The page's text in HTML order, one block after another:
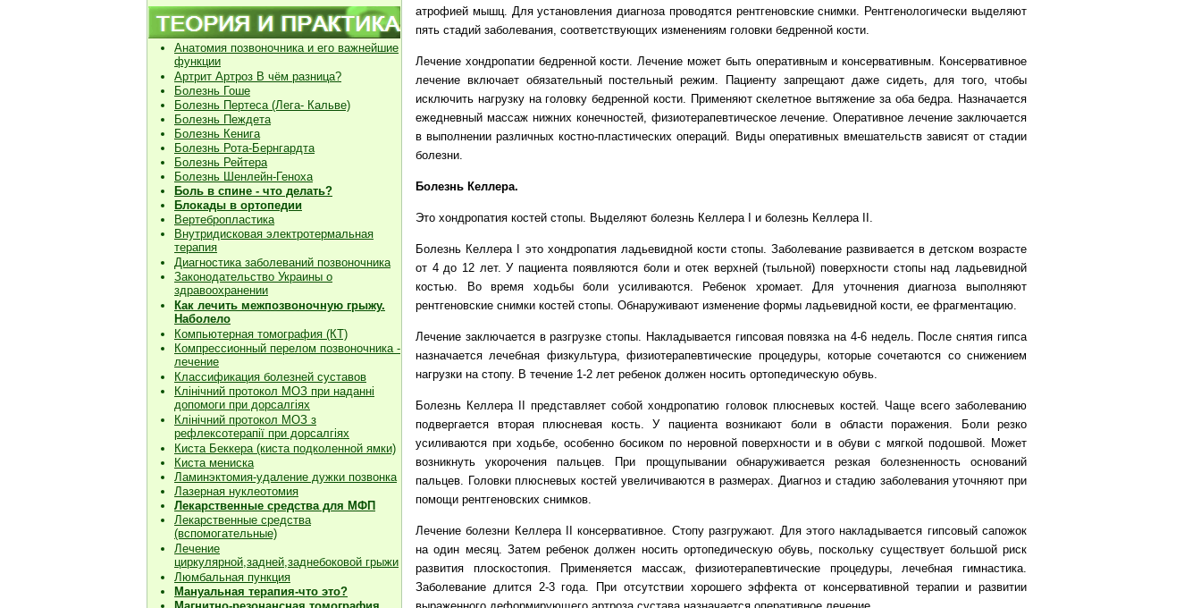
Анатомия позвоночника и его важнейшие
функции
Артрит Артроз В чём разница?
Болезнь Гоше
Болезнь Пертеса (Лега- Кальве)
Болезнь Пеждета
Болезнь Кенига
Болезнь Рота-Бернгардта
Болезнь Рейтера
Болезнь Шенлейн-Геноха
Боль в спине - что делать?
Блокады в ортопедии
Вертебропластика
Внутридисковая электротермальная
терапия
Диагностика заболеваний позвоночника
Законодательство Украины о
здравоохранении
Как лечить межпозвоночную грыжу.
Наболело
Компьютерная томография (КТ)
Компрессионный перелом позвоночника -
лечение
Классификация болезней суставов
Клiнiчний протокол МОЗ при наданнi
допомоги при дорсалгiях
Клiнiчний протокол МОЗ з
рефлексотерапiї при дорсалгіях
Киста Беккера (киста подколенной ямки)
Киста мениска
Ламинэктомия-удаление дужки позвонка
Лазерная нуклеотомия
Лекарственные средства для МФП
Лекарственные средства
(вспомогательные)
Лечение
циркулярной,задней,заднебоковой грыжи
Люмбальная пункция
Мануальная терапия-что это?
атрофией мышц. Для установления диагноза проводятся рентгеновские снимки. Рентгенологически выделяют
пять стадий заболевания, соответствующих изменениям головки бедренной кости.
Лечение хондропатии бедренной кости. Лечение может быть оперативным и консервативным. Консервативное
лечение включает обязательный постельный режим. Пациенту запрещают даже сидеть, для того, чтобы
исключить нагрузку на головку бедренной кости. Применяют скелетное вытяжение за оба бедра. Назначается
ежедневный массаж нижних конечностей, физиотерапевтическое лечение. Оперативное лечение заключается
в выполнении различных костно-пластических операций. Виды оперативных вмешательств зависят от стадии
болезни.
Болезнь Келлера.
Это хондропатия костей стопы. Выделяют болезнь Келлера I и болезнь Келлера II.
Болезнь Келлера I это хондропатия ладьевидной кости стопы. Заболевание развивается в детском возрасте
от 4 до 12 лет. У пациента появляются боли и отек верхней (тыльной) поверхности стопы над ладьевидной
костью. Во время ходьбы боли усиливаются. Ребенок хромает. Для уточнения диагноза выполняют
рентгеновские снимки костей стопы. Обнаруживают изменение формы ладьевидной кости, ее фрагментацию.
Лечение заключается в разгрузке стопы. Накладывается гипсовая повязка на 4-6 недель. После снятия гипса
назначается лечебная физкультура, физиотерапевтические процедуры, которые сочетаются со снижением
нагрузки на стопу. В течение 1-2 лет ребенок должен носить ортопедическую обувь.
Болезнь Келлера II представляет собой хондропатию головок плюсневых костей. Чаще всего заболеванию
подвергается вторая плюсневая кость. У пациента возникают боли в области поражения. Боли резко
усиливаются при ходьбе, особенно босиком по неровной поверхности и в обуви с мягкой подошвой. Может
возникнуть укорочения пальцев. При прощупывании обнаруживается резкая болезненность оснований
пальцев. Головки плюсневых костей увеличиваются в размерах. Диагноз и стадию заболевания уточняют при
помощи рентгеновских снимков.
Лечение болезни Келлера II консервативное. Стопу разгружают. Для этого накладывается гипсовый сапожок
на один месяц. Затем ребенок должен носить ортопедическую обувь, поскольку существует большой риск
развития плоскостопия. Применяется массаж, физиотерапевтические процедуры, лечебная гимнастика.
Заболевание длится 2-3 года. При отсутствии хорошего эффекта от консервативной терапии и развитии